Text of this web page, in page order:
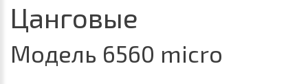
Цанговые
Модель 6560 micro